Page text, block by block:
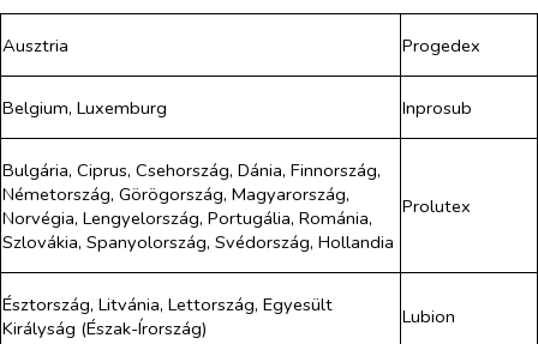
Ausztria Progedex
Belgium, Luxemburg Inprosub
Bulgária, Ciprus, Csehország, Dánia, Finnország,
Németország, Görögország, Magyarország,
Norvégia, Lengyelország, Portugália, Románia,
Szlovákia, Spanyolország, Svédország, Hollandia
Prolutex
Észtország, Litvánia, Lettország, Egyesült
Királyság (Észak-Írország)
Lubion